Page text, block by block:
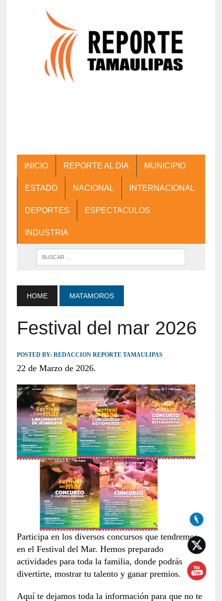
INICIO REPORTE AL DIA MUNICIPIO
ESTADO NACIONAL INTERNACIONAL
DEPORTES ESPECTACULOS
INDUSTRIA
HOME MATAMOROS
Festival del mar 2026
POSTED BY: REDACCION REPORTE TAMAULIPAS
22 de Marzo de 2026.
Participa en los diversos concursos que tendremos
en el Festival del Mar. Hemos preparado
actividades para toda la familia, donde podrás
divertirte, mostrar tu talento y ganar premios.
Aquí te dejamos toda la información para que no te